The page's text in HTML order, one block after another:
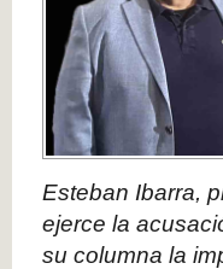
Esteban Ibarra,
ejerce la
su columna la